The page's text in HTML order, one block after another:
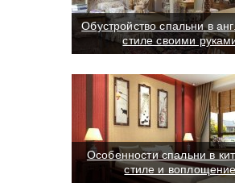
Обустройство спальни в
стиле своими
Особенности спальни в
стиле и